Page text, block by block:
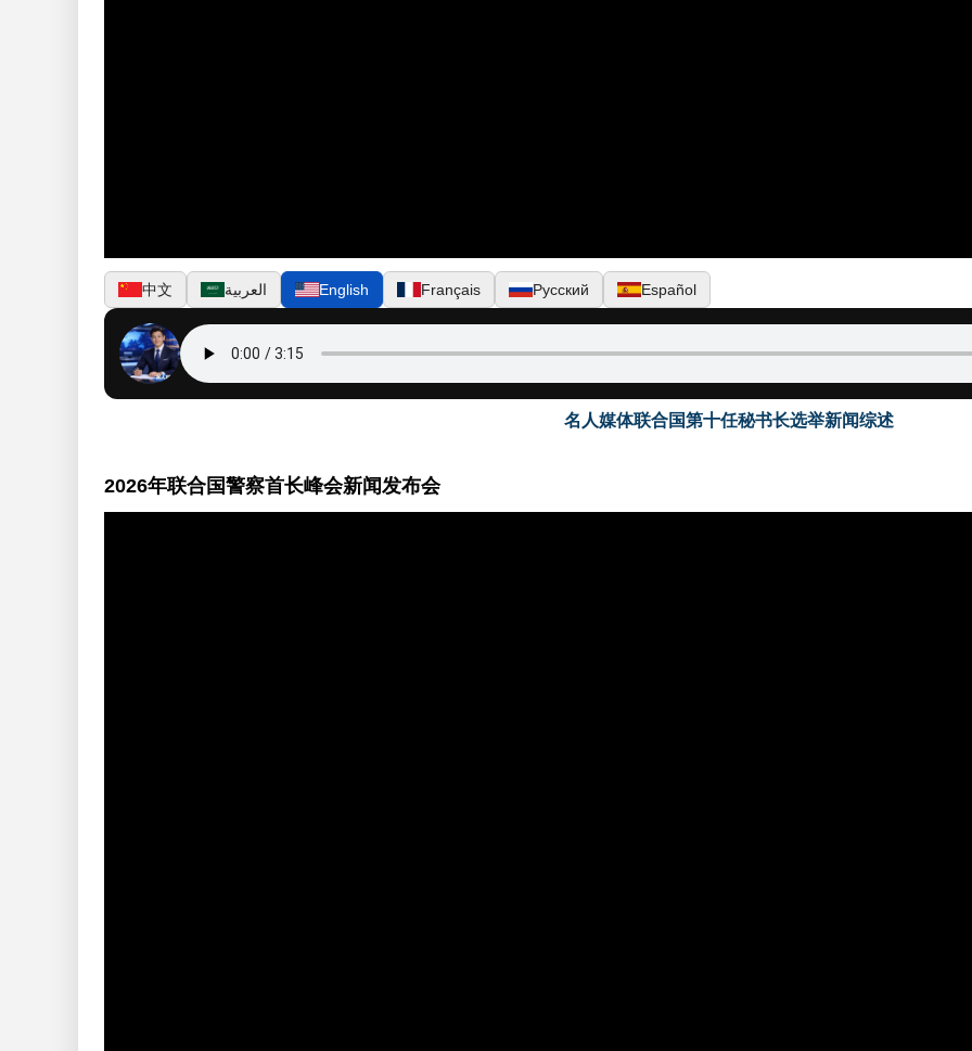
中文 العربية English Français Русский Español
名人媒体联合国第十任秘书长选举新闻综述
2026年联合国警察首长峰会新闻发布会